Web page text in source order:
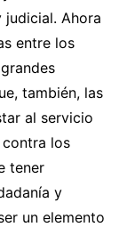
Ahora
entre los
también, las
al servicio
los
tener
y
un elemento